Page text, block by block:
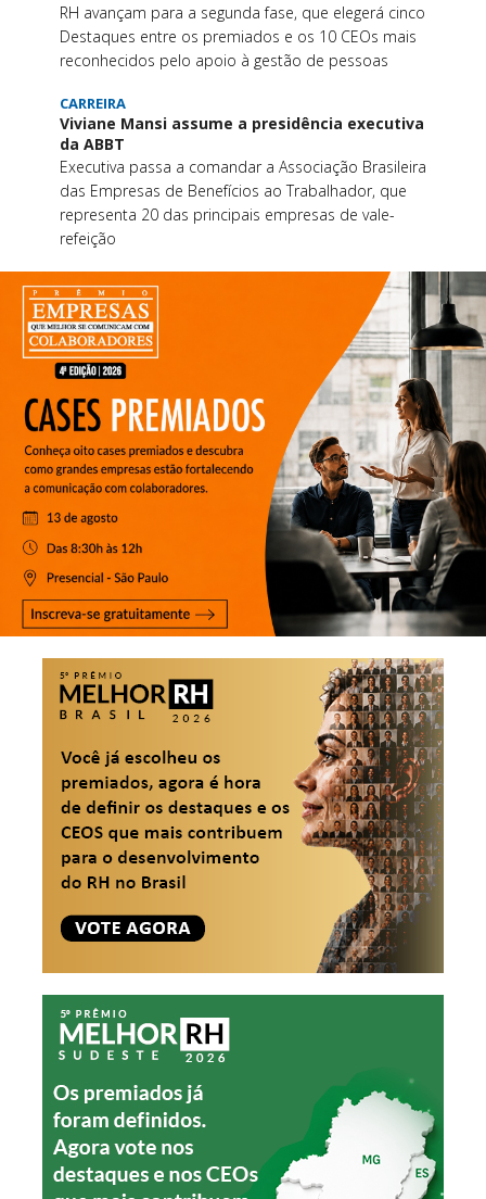
RH avançam para a segunda fase, que elegerá cinco
Destaques entre os premiados e os 10 CEOs mais
reconhecidos pelo apoio à gestão de pessoas
CARREIRA
Viviane Mansi assume a presidência executiva
da ABBT
Executiva passa a comandar a Associação Brasileira
das Empresas de Benefícios ao Trabalhador, que
representa 20 das principais empresas de vale-
refeição